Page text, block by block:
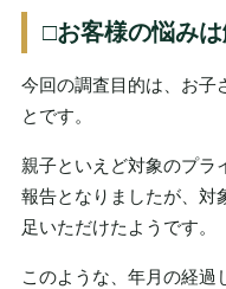
□お客様の悩み
今回の調査目的は、お子
とです。
親子といえど対象のプラ
報告となりましたが、対
足いただけたようです。
このような、年月の経過